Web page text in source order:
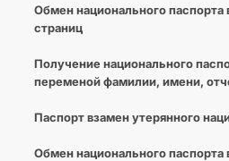
Обмен национального паспорта
страниц
Получение национального
переменой фамилии, имени,
Паспорт взамен утерянного
Обмен национального паспорта